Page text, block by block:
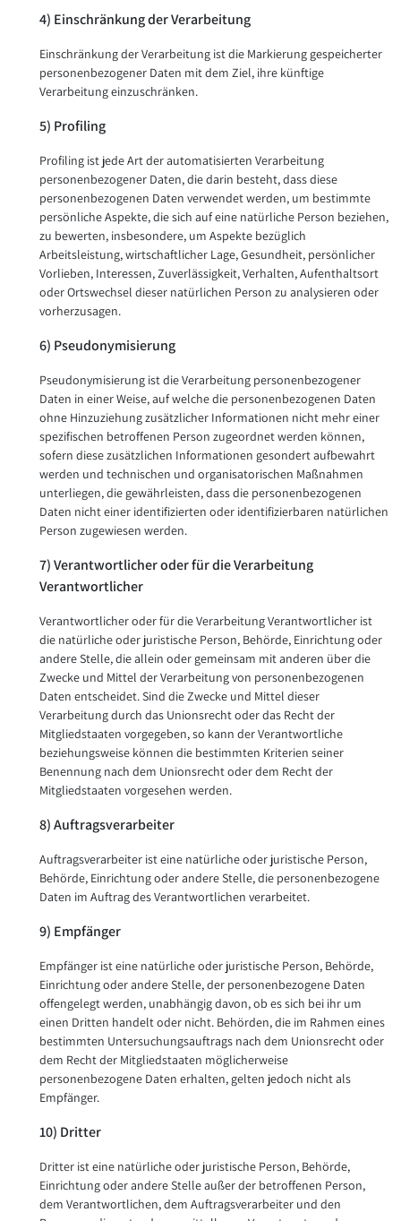
4) Einschränkung der Verarbeitung
Einschränkung der Verarbeitung ist die Markierung gespeicherter
personenbezogener Daten mit dem Ziel, ihre künftige
Verarbeitung einzuschränken.
5) Profiling
Profiling ist jede Art der automatisierten Verarbeitung
personenbezogener Daten, die darin besteht, dass diese
personenbezogenen Daten verwendet werden, um bestimmte
persönliche Aspekte, die sich auf eine natürliche Person beziehen,
zu bewerten, insbesondere, um Aspekte bezüglich
Arbeitsleistung, wirtschaftlicher Lage, Gesundheit, persönlicher
Vorlieben, Interessen, Zuverlässigkeit, Verhalten, Aufenthaltsort
oder Ortswechsel dieser natürlichen Person zu analysieren oder
vorherzusagen.
6) Pseudonymisierung
Pseudonymisierung ist die Verarbeitung personenbezogener
Daten in einer Weise, auf welche die personenbezogenen Daten
ohne Hinzuziehung zusätzlicher Informationen nicht mehr einer
spezifischen betroffenen Person zugeordnet werden können,
sofern diese zusätzlichen Informationen gesondert aufbewahrt
werden und technischen und organisatorischen Maßnahmen
unterliegen, die gewährleisten, dass die personenbezogenen
Daten nicht einer identifizierten oder identifizierbaren natürlichen
Person zugewiesen werden.
7) Verantwortlicher oder für die Verarbeitung
Verantwortlicher
Verantwortlicher oder für die Verarbeitung Verantwortlicher ist
die natürliche oder juristische Person, Behörde, Einrichtung oder
andere Stelle, die allein oder gemeinsam mit anderen über die
Zwecke und Mittel der Verarbeitung von personenbezogenen
Daten entscheidet. Sind die Zwecke und Mittel dieser
Verarbeitung durch das Unionsrecht oder das Recht der
Mitgliedstaaten vorgegeben, so kann der Verantwortliche
beziehungsweise können die bestimmten Kriterien seiner
Benennung nach dem Unionsrecht oder dem Recht der
Mitgliedstaaten vorgesehen werden.
8) Auftragsverarbeiter
Auftragsverarbeiter ist eine natürliche oder juristische Person,
Behörde, Einrichtung oder andere Stelle, die personenbezogene
Daten im Auftrag des Verantwortlichen verarbeitet.
9) Empfänger
Empfänger ist eine natürliche oder juristische Person, Behörde,
Einrichtung oder andere Stelle, der personenbezogene Daten
offengelegt werden, unabhängig davon, ob es sich bei ihr um
einen Dritten handelt oder nicht. Behörden, die im Rahmen eines
bestimmten Untersuchungsauftrags nach dem Unionsrecht oder
dem Recht der Mitgliedstaaten möglicherweise
personenbezogene Daten erhalten, gelten jedoch nicht als
Empfänger.
10) Dritter
Dritter ist eine natürliche oder juristische Person, Behörde,
Einrichtung oder andere Stelle außer der betroffenen Person,
dem Verantwortlichen, dem Auftragsverarbeiter und den